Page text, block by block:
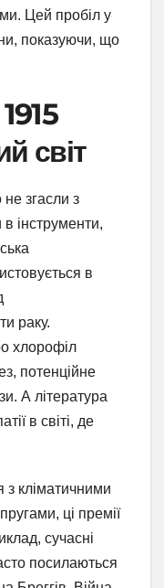
Цей пробіл у
показуючи, що
світ
згасли з
інструменти,
в
раку.
хлорофіл
потенційне
А література
в світі, де
кліматичними
ці премії
сучасні
посилаються